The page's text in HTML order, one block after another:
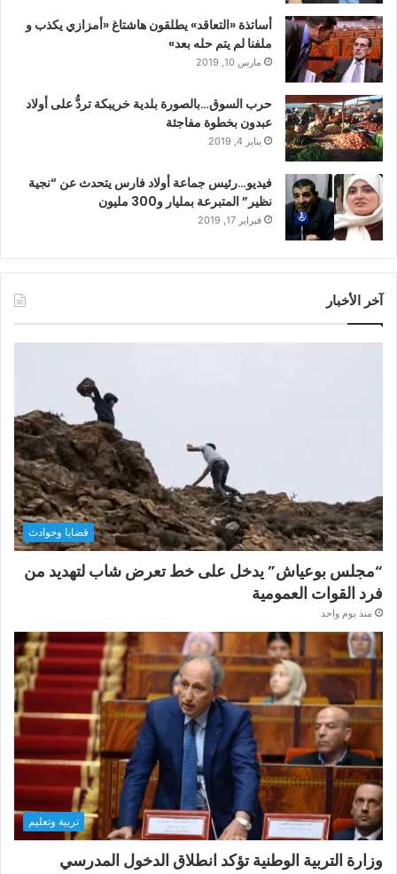
أساتذة «التعاقد» يطلقون هاشتاغ «أمزازي يكذب و
ملفنا لم يتم حله بعد»
مارس 10, 2019
حرب السوق…بالصورة بلدية خريبكة تردُّ على أولاد
عبدون بخطوة مفاجئة
يناير 4, 2019
فيديو…رئيس جماعة أولاد فارس يتحدث عن “نجية
نظير” المتبرعة بمليار و300 مليون
فبراير 17, 2019
آخر الأخبار
قضايا وحوادث
“مجلس بوعياش” يدخل على خط تعرض شاب لتهديد من
فرد القوات العمومية
منذ يوم واحد
تربية وتعليم
وزارة التربية الوطنية تؤكد انطلاق الدخول المدرسي